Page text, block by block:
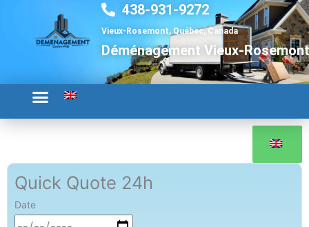
contenu
438-931-9272
Vieux-Rosemont, Québec, Canada
Déménagement Vieux-
Quick Quote 24h
Date